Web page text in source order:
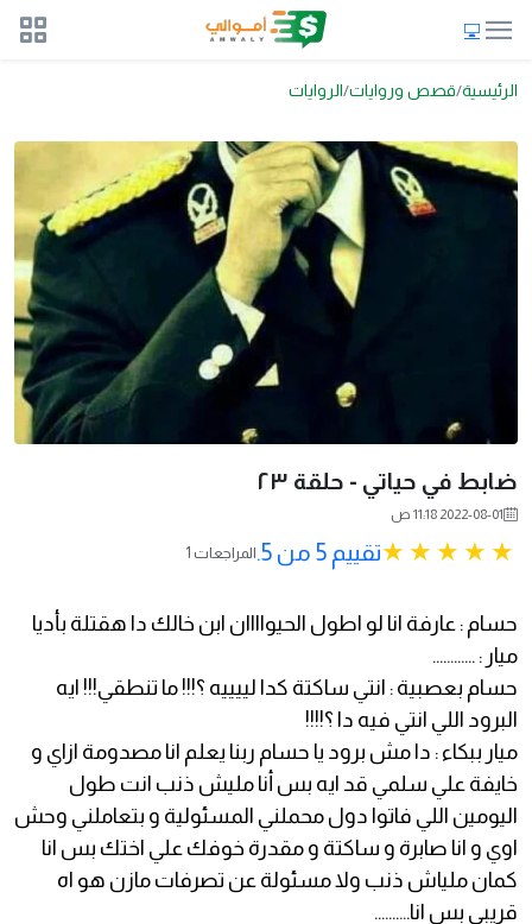
الرئيسية قصص وروايات الروايات
ضابط في حياتي - حلقة ٢٣
2022-08-01 11:18 ص
تقييم 5 من 5. 1 المراجعات
حسام : عارفة انا لو اطول الحيواااان ابن خالك دا هقتلة بأديا
ميار : ............
حسام بعصبية : انتي ساكتة كدا لييييه ؟!!! ما تنطقي!!! ايه
البرود اللي انتي فيه دا ؟!!!!
ميار ببكاء : دا مش برود يا حسام ربنا يعلم انا مصدومة ازاي و
خايفة علي سلمي قد ايه بس أنا مليش ذنب انت طول
اليومين اللي فاتوا دول محملني المسئولية و بتعاملني وحش
اوي و انا صابرة و ساكتة و مقدرة خوفك علي اختك بس انا
كمان ملياش ذنب ولا مسئولة عن تصرفات مازن هو اه
قريبي بس انا..........